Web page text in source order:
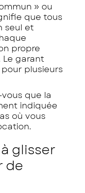
» ou
que tous
seul et
propre
Le garant
plusieurs
que la
indiquée
où vous
glisser
de